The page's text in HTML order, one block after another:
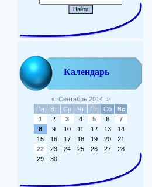
Календарь
« Сентябрь 2014 »
Пн
Вт Ср Чт Пт Сб
Вс
1
2 3 4 5 6
7
8
9 10 11 12 13
14
15
16 17 18 19 20
21
22
23 24 25 26 27
28
29
30